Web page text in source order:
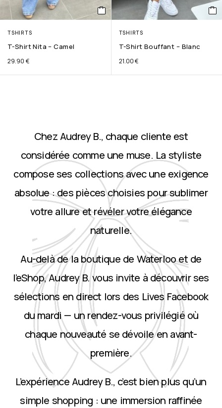
TSHIRTS
T-Shirt Nita – Camel
29.90 €
TSHIRTS
T-Shirt Bouffant – Blanc
21.00€
Chez Audrey B., chaque cliente est
considérée comme une muse. La styliste
compose ses collections avec une exigence
absolue : des pièces choisies pour sublimer
votre allure et révéler votre élégance
naturelle.
Au-delà de la boutique de Waterloo et de
l’eShop, Audrey B. vous invite à découvrir ses
sélections en direct lors des Lives Facebook
du mardi — un rendez-vous privilégié où
chaque nouveauté se dévoile en avant-
première.
L’expérience Audrey B., c’est bien plus qu’un
simple shopping : une immersion raffinée